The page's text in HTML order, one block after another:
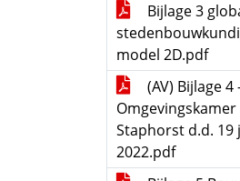
Bijlage 3
model 2D.pdf
(AV) Bijlage 4
Omgevingskamer
Staphorst d.d. 19
2022.pdf